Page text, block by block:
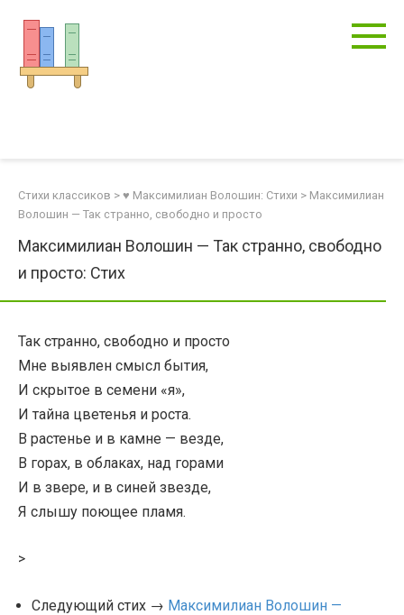
контенту
Стихи классиков > ♥ Максимилиан Волошин: Стихи > Максимилиан
Волошин — Так странно, свободно и просто
Максимилиан Волошин — Так странно, свободно
и просто: Стих
Так странно, свободно и просто
Мне выявлен смысл бытия,
И скрытое в семени «я»,
И тайна цветенья и роста.
В растенье и в камне — везде,
В горах, в облаках, над горами
И в звере, и в синей звезде,
Я слышу поющее пламя.
>
Следующий стих → Максимилиан Волошин —